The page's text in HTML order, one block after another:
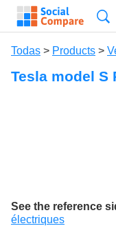
Todas > Products >
Tesla model S
See the reference
électriques